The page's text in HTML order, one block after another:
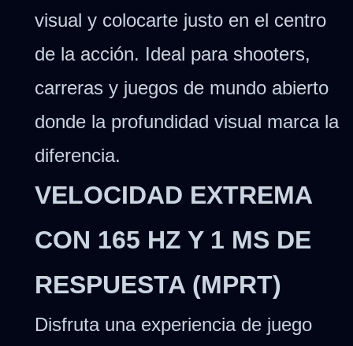
visual y colocarte justo en el centro
de la acción. Ideal para shooters,
carreras y juegos de mundo abierto
donde la profundidad visual marca la
diferencia.
VELOCIDAD EXTREMA
CON 165 HZ Y 1 MS DE
RESPUESTA (MPRT)
Disfruta una experiencia de juego